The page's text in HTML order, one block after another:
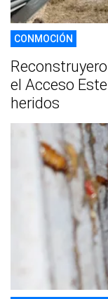
CONMOCIÓN
el Acceso
heridos